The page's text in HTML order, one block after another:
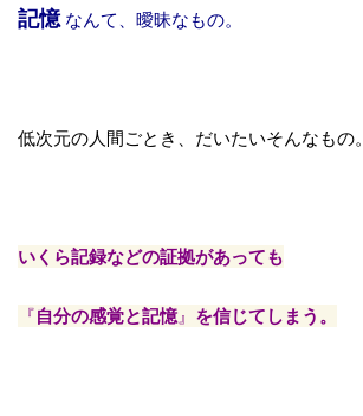
記憶 なんて、曖昧なもの。
低次元の人間ごとき、だいたいそんなもの。
いくら記録などの証拠があっても
『自分の感覚と記憶』 を信じてしまう。